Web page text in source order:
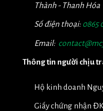
Thành - Thanh Hóa
Số điện thoại: 0865
Email:
Thông tin người chịu
Hộ kinh doanh
Giấy chứng nhận